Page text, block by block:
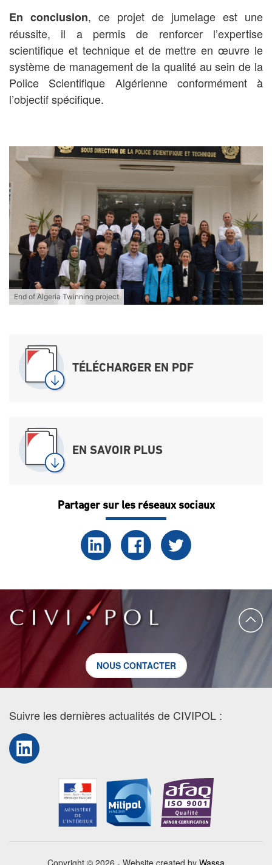
En conclusion, ce projet de jumelage est une
réussite, il a permis de renforcer l’expertise
scientifique et technique et de mettre en œuvre le
système de management de la qualité au sein de la
Police Scientifique Algérienne conformément à
l’objectif spécifique.
End of Algeria Twinning project
TÉLÉCHARGER EN PDF
EN SAVOIR PLUS
Partager sur les réseaux sociaux
NOUS CONTACTER
Suivre les dernières actualités de CIVIPOL :
LinkedIn